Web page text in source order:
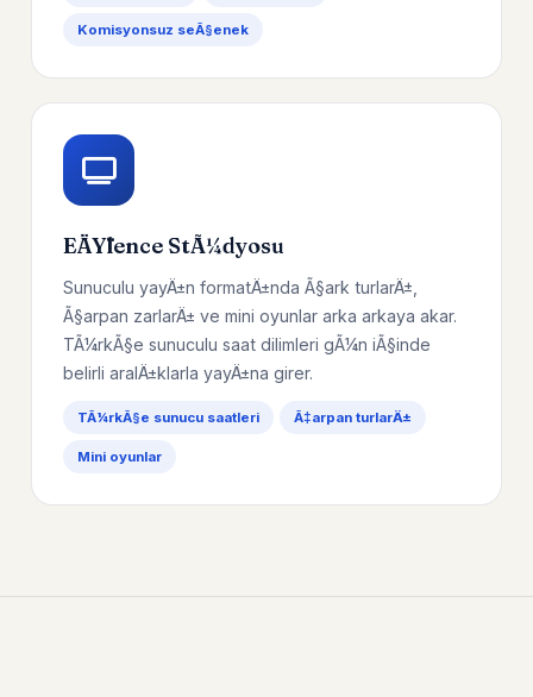
Komisyonsuz seÃ§enek
EÄŸlence StÃ¼dyosu
Sunuculu yayÄ±n formatÄ±nda Ã§ark turlarÄ±,
Ã§arpan zarlarÄ± ve mini oyunlar arka arkaya akar.
TÃ¼rkÃ§e sunuculu saat dilimleri gÃ¼n iÃ§inde
belirli aralÄ±klarla yayÄ±na girer.
TÃ¼rkÃ§e sunucu saatleri Ã‡arpan turlarÄ±
Mini oyunlar